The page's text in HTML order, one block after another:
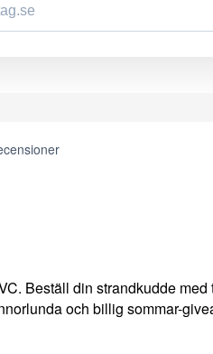
Beställ din strandkudde
och billig sommar-